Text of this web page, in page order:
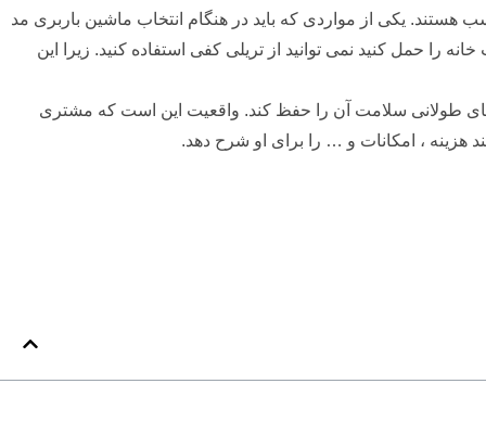
یکی از مواردی که باید در هنگام انتخاب ماشین باربری مد
را حمل کنید نمی توانید از تریلی کفی استفاده کنید. زیرا این
طولانی سلامت آن را حفظ کند. واقعیت این است که مشتری
هزینه ، امکانات و … را برای او شرح دهد.